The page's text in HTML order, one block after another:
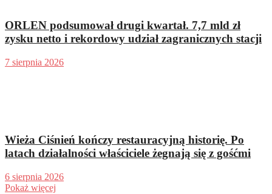
ORLEN podsumował drugi kwartał. 7,7 mld zł
zysku netto i rekordowy udział zagranicznych stacji
7 sierpnia 2026
Wieża Ciśnień kończy restauracyjną historię. Po
latach działalności właściciele żegnają się z gośćmi
6 sierpnia 2026
Pokaż więcej